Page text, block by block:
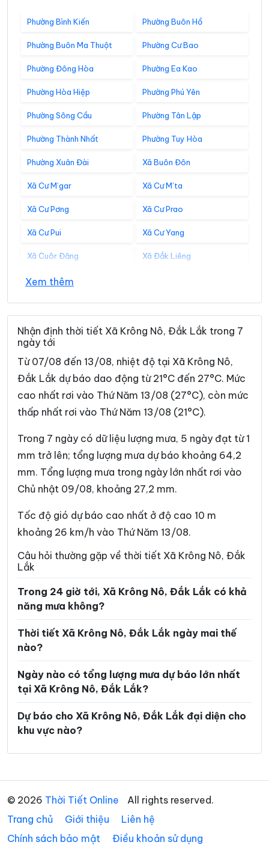
Phường Bình Kiến Phường Buôn Hồ
Phường Buôn Ma Thuột Phường Cư Bao
Phường Đông Hòa Phường Ea Kao
Phường Hòa Hiệp Phường Phú Yên
Phường Sông Cầu Phường Tân Lập
Phường Thành Nhất Phường Tuy Hòa
Phường Xuân Đài Xã Buôn Đôn
Xã Cư M’gar Xã Cư M’ta
Xã Cư Pơng Xã Cư Prao
Xã Cư Pui Xã Cư Yang
Xã Cuôr Đăng Xã Đắk Liêng
Xã Đắk Phơi
Xã Dliê Ya Xã Đồng Xuân
Xã Dray Bhăng Xã Đức Bình
Xã Dur Kmăl
Xã Ea Bung Xã Ea Drăng
Xã Ea Drông Xã Ea H’leo
Xã Ea Hiao Xã Ea Kar
Xã Ea Khăl Xã Ea Kiết
Xã Ea Kly Xã Ea Knốp
Xã Ea Knuếc Xã Ea Ktur
Xã Ea Ly Xã Ea M’Droh
Xã Ea Na Xã Ea Ning
Xã Ea Nuôl Xã Ea Ô
Xã Ea Riêng
Xã Ea Súp Xã Ea Trang
Xã Ea Tul
Xã Ea Wy Xã Hòa Mỹ
Xã Hòa Sơn Xã Hòa Thịnh
Xã Hòa Xuân
Xã Krông Búk Xã Krông Năng
Xã Krông Pắc Xã Liên Sơn Lắk
Xã M’Drắk Xã Nam Ka
Xem thêm
Nhận định thời tiết Xã Krông Nô, Đắk Lắk trong 7
ngày tới
Từ 07/08 đến 13/08, nhiệt độ tại Xã Krông Nô,
Đắk Lắk dự báo dao động từ 21°C đến 27°C. Mức
cao nhất rơi vào Thứ Năm 13/08 (27°C), còn mức
thấp nhất rơi vào Thứ Năm 13/08 (21°C).
Trong 7 ngày có dữ liệu lượng mưa, 5 ngày đạt từ 1
mm trở lên; tổng lượng mưa dự báo khoảng 64,2
mm. Tổng lượng mưa trong ngày lớn nhất rơi vào
Chủ nhật 09/08, khoảng 27,2 mm.
Tốc độ gió dự báo cao nhất ở độ cao 10 m
khoảng 26 km/h vào Thứ Năm 13/08.
Câu hỏi thường gặp về thời tiết Xã Krông Nô, Đắk
Lắk
Trong 24 giờ tới, Xã Krông Nô, Đắk Lắk có khả
năng mưa không?
Thời tiết Xã Krông Nô, Đắk Lắk ngày mai thế
nào?
Ngày nào có tổng lượng mưa dự báo lớn nhất
tại Xã Krông Nô, Đắk Lắk?
Dự báo cho Xã Krông Nô, Đắk Lắk đại diện cho
khu vực nào?
© 2026 Thời Tiết Online
All rights reserved.
Trang chủ
Giới thiệu
Liên hệ
Chính sách bảo mật
Điều khoản sử dụng